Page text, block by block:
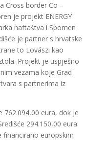
Cross border Co –
je projekt ENERGY
naftaštva i Spomen
je partner s hrvatske
to Lovászi kao
Projekt je uspješno
vezama koje Grad
s partnerima iz
eura, dok je
294.150,00 eura.
financirano europskim